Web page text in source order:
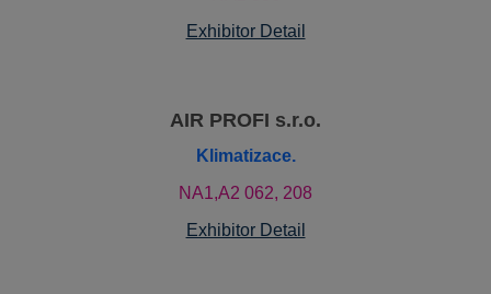
Exhibitor Detail
AIR PROFI s.r.o.
Klimatizace.
NA1,A2 062, 208
Exhibitor Detail